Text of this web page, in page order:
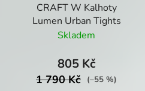
CRAFT W Kalhoty
Lumen Urban Tights
Skladem
805 Kč
1 790 Kč (–55 %)